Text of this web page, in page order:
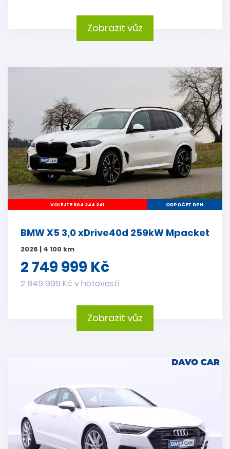
Zobrazit vůz
VOLEJTE 604 244 241 ODPOČET DPH
BMW X5 3,0 xDrive40d 259kW Mpacket
2026 | 4 100 km
2 749 999 Kč
2 849 999 Kč v hotovosti
Zobrazit vůz